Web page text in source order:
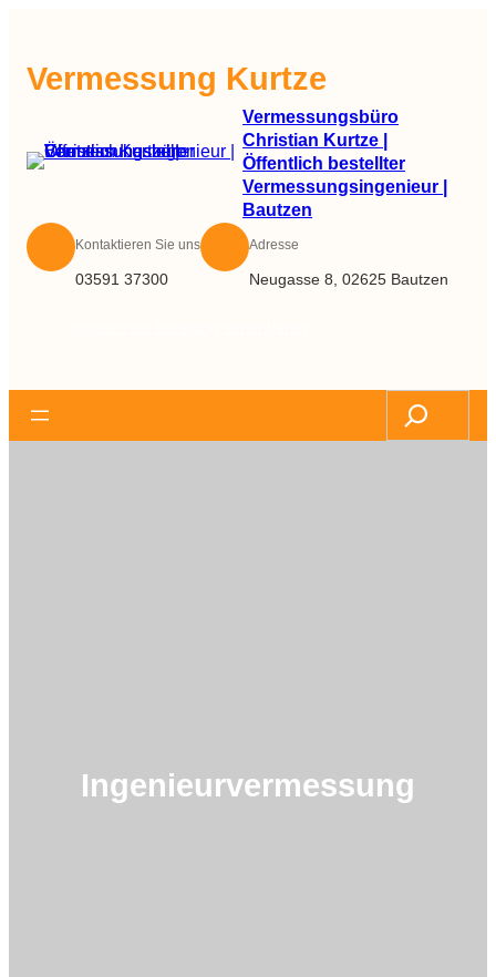
springen
Vermessung Kurtze
Vermessungsbüro
Christian Kurtze |
Öffentlich bestellter
Vermessungsingenieur |
Bautzen
Kontaktieren Sie uns
03591 37300
Adresse
Neugasse 8, 02625 Bautzen
Search
Ingenieurvermessung